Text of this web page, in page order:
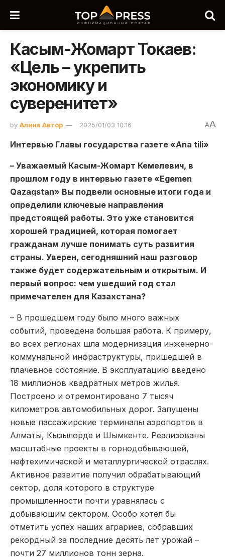
Касым-Жомарт Токаев:
«Цель – укрепить
экономику и
суверенитет»
by Алина Автор 2025/01/03 10:16 AA
Интервью Главы государства газете «Ana tili»
– Уважаемый Касым-Жомарт Кемелевич, в
прошлом году в интервью газете «Egemen
Qazaqstan» Вы подвели основные итоги года и
определили ключевые направления
предстоящей работы. Это уже становится
хорошей традицией, которая помогает
гражданам лучше понимать суть развития
страны. Уверен, сегодняшний наш разговор
также будет содержательным и открытым. И
первый вопрос: чем ушедший год стал
примечателен для Казахстана?
– В прошедшем году было много важных
событий, проведена большая работа. К примеру,
во всех регионах шла модернизация инженерно-
коммунальной инфраструктуры, пришедшей в
плачевное состояние. В эксплуатацию введено
18 миллионов квадратных метров жилья.
Построено и отремонтировано 7 тысяч
километров автомобильных дорог. Запущены
новые пассажирские терминалы аэропортов в
Алматы, Кызылорде и Шымкенте. Реализованы
масштабные проекты в горнодобывающей,
нефтехимической и металлургической отраслях.
Активное развитие получил обрабатывающий
сектор, доля которого в структуре
промышленности почти уравнялась с
добывающим сектором. Особо хотел бы
отметить успех наших аграриев, собравших
рекордный за последние десять лет урожай –
почти 27 миллионов тонн зерна.